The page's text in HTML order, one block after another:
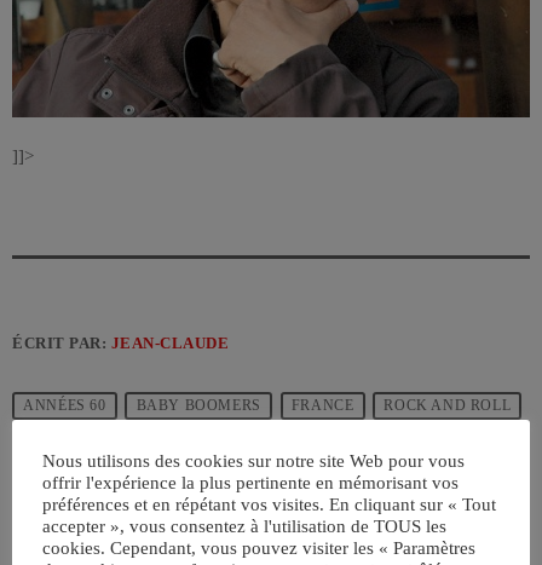
]]>
ÉCRIT PAR: JEAN-CLAUDE
ANNÉES 60 BABY BOOMERS FRANCE ROCK AND ROLL
email
Nous utilisons des cookies sur notre site Web pour vous
offrir l'expérience la plus pertinente en mémorisant vos
préférences et en répétant vos visites. En cliquant sur « Tout
accepter », vous consentez à l'utilisation de TOUS les
cookies. Cependant, vous pouvez visiter les « Paramètres